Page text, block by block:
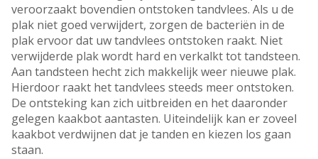
veroorzaakt bovendien ontstoken tandvlees. Als u de
plak niet goed verwijdert, zorgen de bacteriën in de
plak ervoor dat uw tandvlees ontstoken raakt. Niet
verwijderde plak wordt hard en verkalkt tot tandsteen.
Aan tandsteen hecht zich makkelijk weer nieuwe plak.
Hierdoor raakt het tandvlees steeds meer ontstoken.
De ontsteking kan zich uitbreiden en het daaronder
gelegen kaakbot aantasten. Uiteindelijk kan er zoveel
kaakbot verdwijnen dat je tanden en kiezen los gaan
staan.